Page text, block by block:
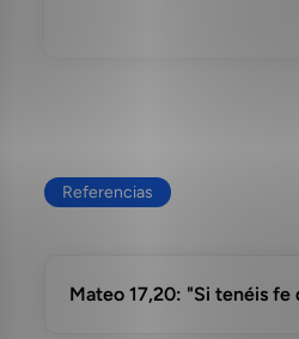
Referencias
Mateo 17,20: "Si tenéis fe